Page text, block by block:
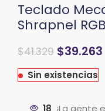
Teclado
Shrapnel
El
original
$41.329El
actual
$39.263
Sin existencias